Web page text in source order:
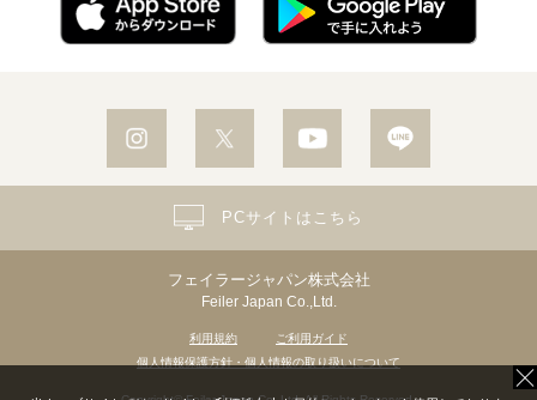
フェイラージャパン株式会社
Feiler Japan Co.,Ltd.
利用規約
ご利用ガイド
個人情報保護方針・個人情報の取り扱いについて
PCサイトはこちら